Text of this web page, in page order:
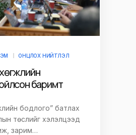
ОНЦЛОХ НИЙТЛЭЛ
хөгжлийн
баримт
бодлого” батлах
төслийг хэлэлцээд
зарим…